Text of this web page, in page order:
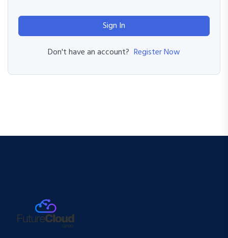
Sign In
Don't have an account? Register Now